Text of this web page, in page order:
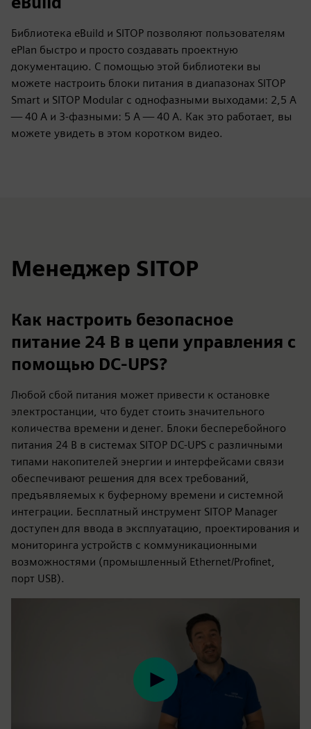
Библиотека eBuild и SITOP позволяют пользователям
ePlan быстро и просто создавать проектную
документацию. С помощью этой библиотеки вы
можете настроить блоки питания в диапазонах SITOP
Smart и SITOP Modular с однофазными выходами: 2,5 А
— 40 А и 3-фазными: 5 А — 40 А. Как это работает, вы
можете увидеть в этом коротком видео.
Менеджер SITOP
Как настроить безопасное
питание 24 В в цепи управления с
помощью DC-UPS?
Любой сбой питания может привести к остановке
электростанции, что будет стоить значительного
количества времени и денег. Блоки бесперебойного
питания 24 В в системах SITOP DC-UPS с различными
типами накопителей энергии и интерфейсами связи
обеспечивают решения для всех требований,
предъявляемых к буферному времени и системной
интеграции. Бесплатный инструмент SITOP Manager
доступен для ввода в эксплуатацию, проектирования и
мониторинга устройств с коммуникационными
возможностями (промышленный Ethernet/Profinet,
порт USB).
Play